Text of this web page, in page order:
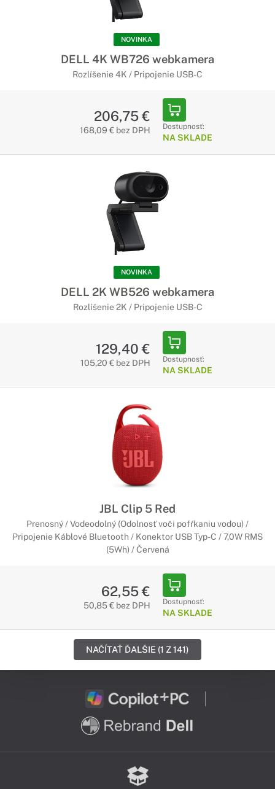
NOVINKA
DELL 4K WB726 webkamera
Rozlíšenie 4K / Pripojenie USB-C
206,75 €
168,09 € bez DPH Dostupnosť:
NA SKLADE
NOVINKA
DELL 2K WB526 webkamera
Rozlíšenie 2K / Pripojenie USB-C
129,40 €
105,20 € bez DPH Dostupnosť:
NA SKLADE
JBL Clip 5 Red
Prenosný / Vodeodolný (Odolnosť voči pofŕkaniu vodou) /
Pripojenie Káblové Bluetooth / Konektor USB Typ-C / 7,0W RMS
(5Wh) / Červená
62,55 €
50,85 € bez DPH Dostupnosť:
NA SKLADE
NAČÍTAŤ ĎALŠIE (1 Z 141)